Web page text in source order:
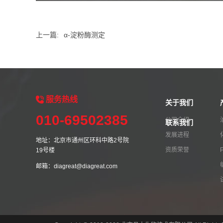
上一篇: α-淀粉酶测定
服务热线
010-69502385
地址：北京市通州区环科中路2号院
19号楼
邮箱：diagreat@diagreat.com
关于我们
公司介绍
发展进程
资质荣誉
联系我们